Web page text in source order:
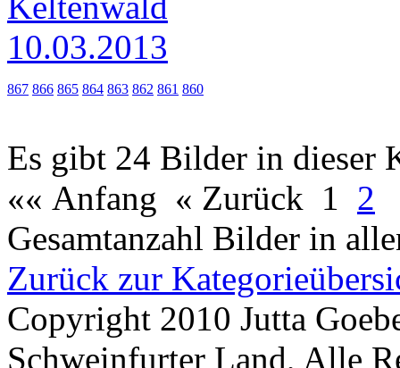
867 866 865 864 863 862 861 860
Es gibt 24 Bilder in dieser
«« Anfang « Zurück 1 2
Gesamtanzahl Bilder in
Zurück zur
Copyright 2010 Jutta
Schweinfurter Land, Alle